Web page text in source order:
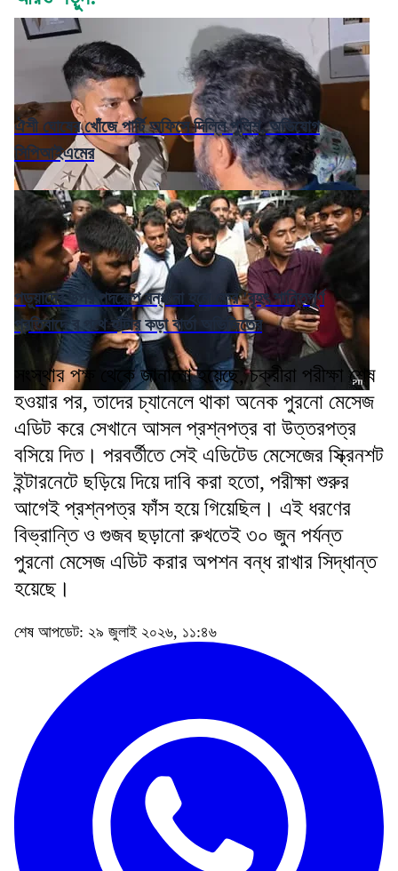
ঐশী ঘোষের খোঁজে পার্টি অফিসে দিল্লি পুলিশ, অভিযোগ
সিপিআইএমের
পড়ুয়াদের উপর পদক্ষেপ বন্ধ না হলে ফের 'বৃহৎ শান্তিপূর্ণ
প্রতিবাদে'র পথে হাঁটার কড়া বার্তা অভিজিতের
সংস্থার পক্ষ থেকে জানানো হয়েছে, চক্রীরা পরীক্ষা শেষ
হওয়ার পর, তাদের চ্যানেলে থাকা অনেক পুরনো মেসেজ
এডিট করে সেখানে আসল প্রশ্নপত্র বা উত্তরপত্র
বসিয়ে দিত। পরবর্তীতে সেই এডিটেড মেসেজের স্ক্রিনশট
ইন্টারনেটে ছড়িয়ে দিয়ে দাবি করা হতো, পরীক্ষা শুরুর
আগেই প্রশ্নপত্র ফাঁস হয়ে গিয়েছিল। এই ধরণের
বিভ্রান্তি ও গুজব ছড়ানো রুখতেই ৩০ জুন পর্যন্ত
পুরনো মেসেজ এডিট করার অপশন বন্ধ রাখার সিদ্ধান্ত
হয়েছে।
শেষ আপডেট: ২৯ জুলাই ২০২৬, ১১:৪৬